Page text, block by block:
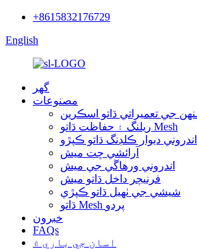
+8615832176729
English
گهر
مصنوعات
جي تعميراتي ڌاتو اسڪرين
ريلنگ ۽ حفاظت ڌاتو Mesh
ديوار ڪلڊنگ ڌاتو ڪپڙو
آرائشي ڇت ميش
اندروني ورهاڱي جي ميش
فرنيچر داخل ڌاتو ميش
شيشي جي ٺهيل ڌاتو ڪپڙي
ڌاتو Mesh پردو
خبرون
FAQs
اسان جي باري ۾